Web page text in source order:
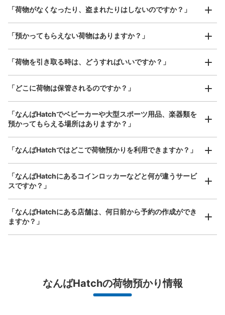
保管できる荷物数
中:2/ ¥600
支払い方法
現金
JR なんば駅北口改札外コインロッカー②
本日の営業時間:05:00〜23:30
北口出入口のポンテ広場内にある。 OCATのエスカレータ
ーの横にある。
お店で荷物の写真を
好立地 / 好条件店舗も多数
荷物の破損、盗難等万が一に備えた保証も完備で安心
「荷物がなくなったり、盗まれたりはしないのですか？」
「預かってもらえない荷物はありますか？」
「荷物を引き取る時は、どうすればいいですか？」
「どこに荷物は保管されるのですか？」
「なんばHatchでベビーカーや大型スポーツ用品、楽器類を
預かってもらえる場所はありますか？」
「なんばHatchではどこで荷物預かりを利用できますか？」
「なんばHatchにあるコインロッカーなどと何が違うサービ
スですか？」
「なんばHatchにある店舗は、何日前から予約の作成ができ
ますか？」
なんばHatchの荷物預かり情報